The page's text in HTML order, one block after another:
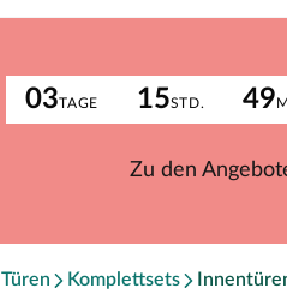
03TAGE 15STD. 49
Zu den
Türen Komplettsets